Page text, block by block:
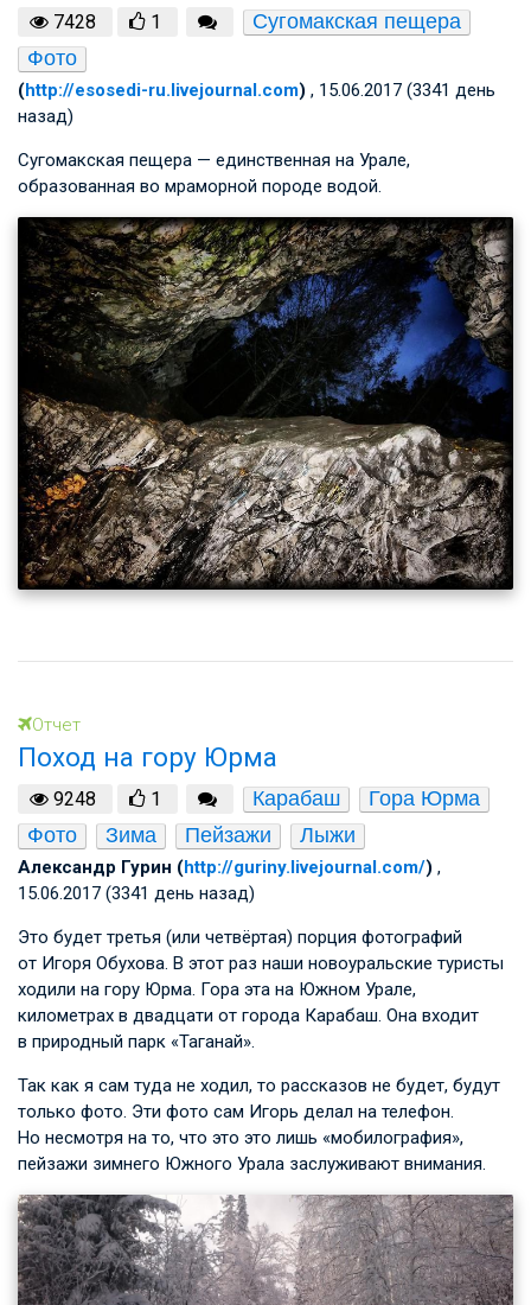
7428 1
Сугомакская пещера
Фото
(http://esosedi-ru.livejournal.com) , 15.06.2017 (3341 день
назад)
Сугомакская пещера — единственная на Урале,
образованная во мраморной породе водой.
Отчет
Поход на гору Юрма
9248 1 Карабаш
Гора Юрма
Фото
Зима Пейзажи Лыжи
Александр Гурин (http://guriny.livejournal.com/) ,
15.06.2017 (3341 день назад)
Это будет третья (или четвёртая) порция фотографий
от Игоря Обухова. В этот раз наши новоуральские туристы
ходили на гору Юрма. Гора эта на Южном Урале,
километрах в двадцати от города Карабаш. Она входит
в природный парк «Таганай».
Так как я сам туда не ходил, то рассказов не будет, будут
только фото. Эти фото сам Игорь делал на телефон.
Но несмотря на то, что это это лишь «мобилография»,
пейзажи зимнего Южного Урала заслуживают внимания.